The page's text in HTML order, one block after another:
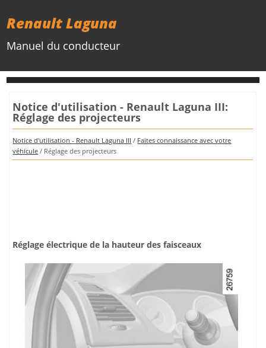
Renault Laguna
Manuel du conducteur
Notice d'utilisation - Renault Laguna III:
Réglage des projecteurs
Notice d'utilisation - Renault Laguna III / Faites connaissance avec votre
véhicule / Réglage des projecteurs
Réglage électrique de la hauteur des faisceaux